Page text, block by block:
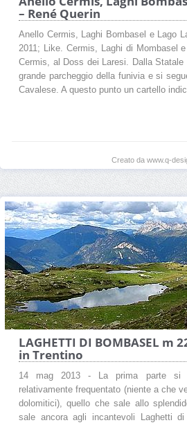
– René Querin
Anello Cermis, Laghi Bombasel e Lago
2011; Like. Cermis, Laghi di Mombasel
Cermis, al Doss dei Laresi. Dalla Statale
grande parcheggio della funivia e si
Cavalese. A questo punto un cartello
Creato da www.q-
LAGHETTI DI BOMBASEL m
in Trentino
14 mag 2013 - La prima parte si
relativamente frequentato (niente a che
dolomitici), quello che sale allo
sale ancora agli incantevoli Laghetti